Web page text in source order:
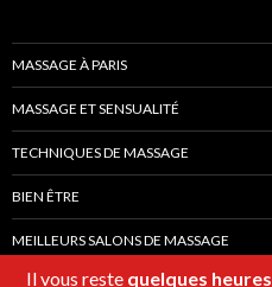
MASSAGE À PARIS
MASSAGE ET SENSUALITÉ
TECHNIQUES DE MASSAGE
BIEN ÊTRE
MEILLEURS SALONS DE MASSAGE
Il vous reste quelques heures